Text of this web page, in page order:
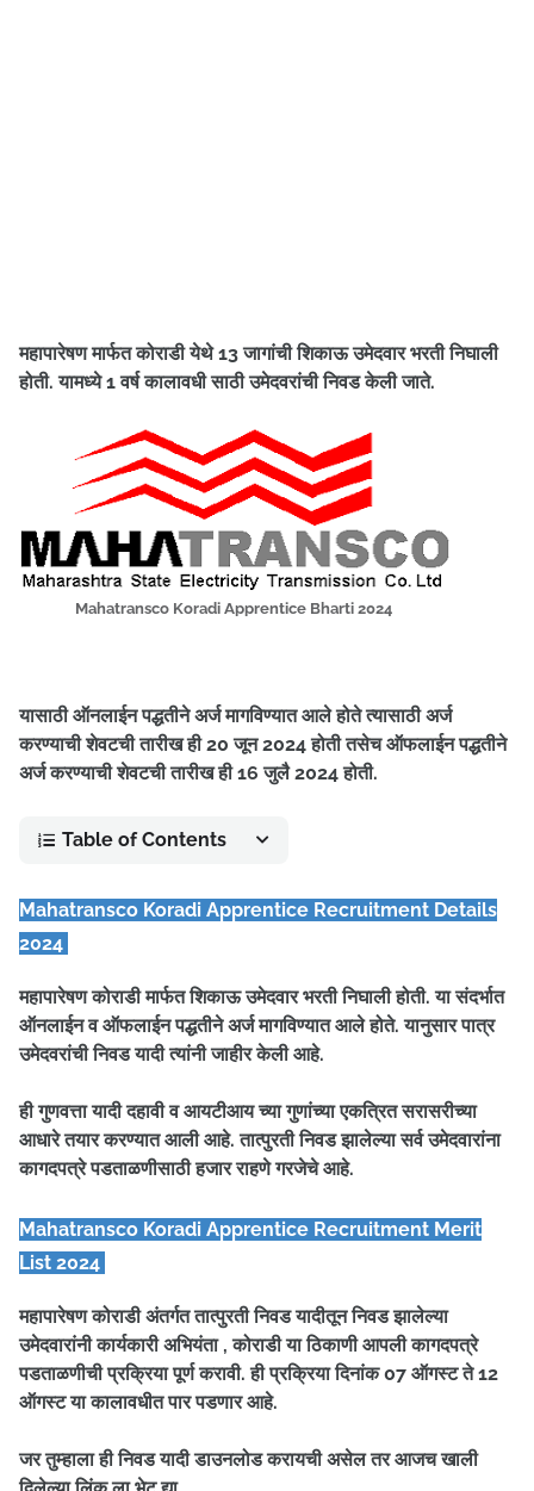
महापारेषण मार्फत कोराडी येथे 13 जागांची शिकाऊ उमेदवार भरती निघाली
होती. यामध्ये 1 वर्ष कालावधी साठी उमेदवरांची निवड केली जाते.
Mahatransco Koradi Apprentice Bharti 2024
यासाठी ऑनलाईन पद्धतीने अर्ज मागविण्यात आले होते त्यासाठी अर्ज
करण्याची शेवटची तारीख ही 20 जून 2024 होती तसेच ऑफलाईन पद्धतीने
अर्ज करण्याची शेवटची तारीख ही 16 जुलै 2024 होती.
Table of Contents
Mahatransco Koradi Apprentice Recruitment Details
2024
महापारेषण कोराडी मार्फत शिकाऊ उमेदवार भरती निघाली होती. या संदर्भात
ऑनलाईन व ऑफलाईन पद्धतीने अर्ज मागविण्यात आले होते. यानुसार पात्र
उमेदवरांची निवड यादी त्यांनी जाहीर केली आहे.
ही गुणवत्ता यादी दहावी व आयटीआय च्या गुणांच्या एकत्रित सरासरीच्या
आधारे तयार करण्यात आली आहे. तात्पुरती निवड झालेल्या सर्व उमेदवारांना
कागदपत्रे पडताळणीसाठी हजार राहणे गरजेचे आहे.
Mahatransco Koradi Apprentice Recruitment Merit
List 2024
महापारेषण कोराडी अंतर्गत तात्पुरती निवड यादीतून निवड झालेल्या
उमेदवारांनी कार्यकारी अभियंता , कोराडी या ठिकाणी आपली कागदपत्रे
पडताळणीची प्रक्रिया पूर्ण करावी. ही प्रक्रिया दिनांक 07 ऑगस्ट ते 12
ऑगस्ट या कालावधीत पार पडणार आहे.
जर तुम्हाला ही निवड यादी डाउनलोड करायची असेल तर आजच खाली